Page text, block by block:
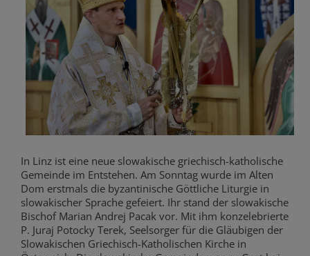
In Linz ist eine neue slowakische griechisch-katholische
Gemeinde im Entstehen. Am Sonntag wurde im Alten
Dom erstmals die byzantinische Göttliche Liturgie in
slowakischer Sprache gefeiert. Ihr stand der slowakische
Bischof Marian Andrej Pacak vor. Mit ihm konzelebrierte
P. Juraj Potocky Terek, Seelsorger für die Gläubigen der
Slowakischen Griechisch-Katholischen Kirche in